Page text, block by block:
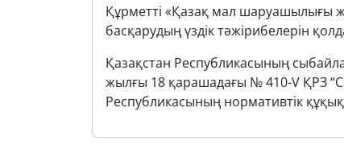
Құрметті «Қазақ мал шаруашылығы
басқарудың үздік тәжірибелерін
Қазақстан Республикасының
жылғы 18 қарашадағы № 410-V ҚРЗ
Республикасының нормативтік